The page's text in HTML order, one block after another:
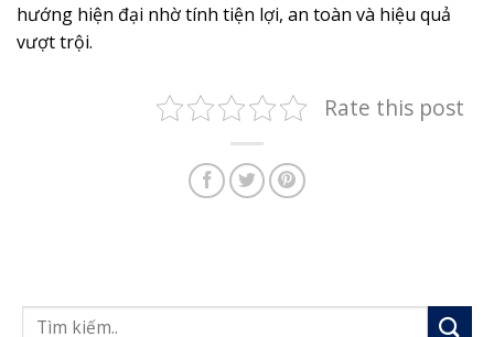
hướng hiện đại nhờ tính tiện lợi, an toàn và hiệu quả
vượt trội.
Rate this post